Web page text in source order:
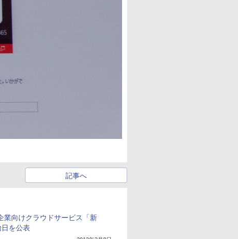
記事へ
業向けクラウドサービス「新
を公表